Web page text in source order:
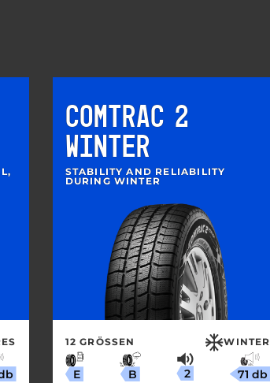
COMTRAC 2
WINTER
STABILITY AND RELIABILITY
DURING WINTER
12 GRÖSSEN WINTER
E B 2 71 db